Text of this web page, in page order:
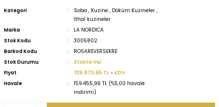
Kategori Soba , Kuzine , Döküm Kuzineler ,
İthal kuzineler
Marka
LA NORDICA
Stok Kodu
3005802
Barkod Kodu
ROSAREVERSEKRE
Stok Durumu
Stokta Var
Fiyat
139.873,65 TL + KDV
Havale
159.455,96 TL (%5,00 havale
indirimi)